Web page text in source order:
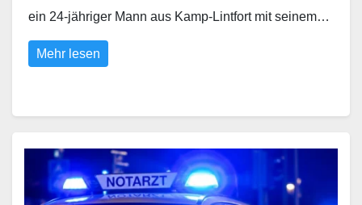
ein 24-jähriger Mann aus Kamp-Lintfort mit seinem…
Mehr lesen